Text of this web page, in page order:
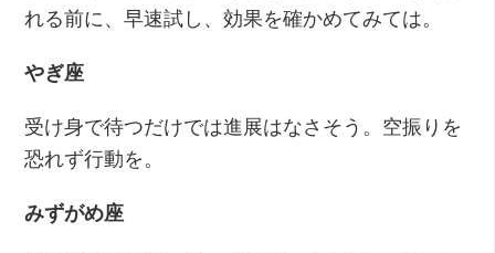
れる前に、早速試し、効果を確かめてみては。
やぎ座
受け身で待つだけでは進展はなさそう。空振りを
恐れず行動を。
みずがめ座